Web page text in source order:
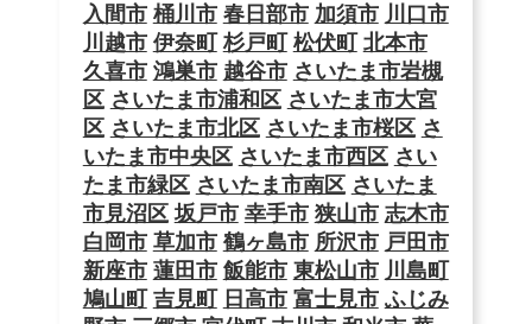
入間市 桶川市 春日部市 加須市 川口市
川越市 伊奈町 杉戸町 松伏町
北本市
久喜市 鴻巣市 越谷市 さいたま市岩槻
区 さいたま市浦和区 さいたま市大宮
区 さいたま市北区 さいたま市桜区 さ
いたま市中央区 さいたま市西区 さい
たま市緑区 さいたま市南区 さいたま
市見沼区 坂戸市 幸手市 狭山市 志木市
白岡市 草加市 鶴ヶ島市 所沢市 戸田市
新座市 蓮田市 飯能市 東松山市 川島町
鳩山町
吉見町 日高市 富士見市 ふじみ